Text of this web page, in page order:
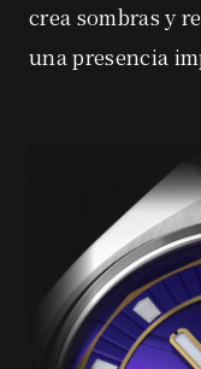
crea sombras y
una presencia